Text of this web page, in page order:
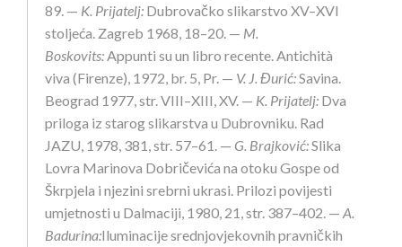
89. — K. Prijatelj: Dubrovačko slikarstvo XV–XVI
stoljeća. Zagreb 1968, 18–20. — M.
Boskovits:Appunti su un libro recente. Antichità
viva (Firenze), 1972, br. 5, Pr. — V. J. Đurić:Savina.
Beograd 1977, str. VIII–XIII, XV. — K. Prijatelj: Dva
priloga iz starog slikarstva u Dubrovniku. Rad
JAZU, 1978, 381, str. 57–61. — G. Brajković:Slika
Lovra Marinova Dobričevića na otoku Gospe od
Škrpjela i njezini srebrni ukrasi. Prilozi povijesti
umjetnosti u Dalmaciji, 1980, 21, str. 387–402. — A.
Badurina:Iluminacije srednjovjekovnih pravničkih